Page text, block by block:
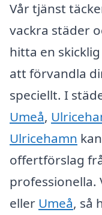
Vår tjänst
vackra städer
hitta en
att förvandla
speciellt. I
Umeå,
Ulricehamn
offertförslag
professionella.
eller Umeå, så